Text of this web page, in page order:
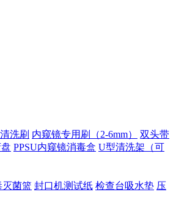
洗刷 内窥镜专用刷（2-6mm）
双头带
PPSU内窥镜消毒盒 U型清洗架（可
灭菌篮 封口机测试纸 检查台吸水垫 压